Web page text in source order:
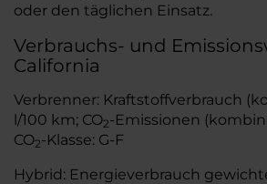
oder den täglichen Einsatz.
Verbrauchs- und
California
Verbrenner: Kraftstoffverbrauch
l/100 km; CO2-Emissionen
CO2-Klasse: G-F
Hybrid: Energieverbrauch